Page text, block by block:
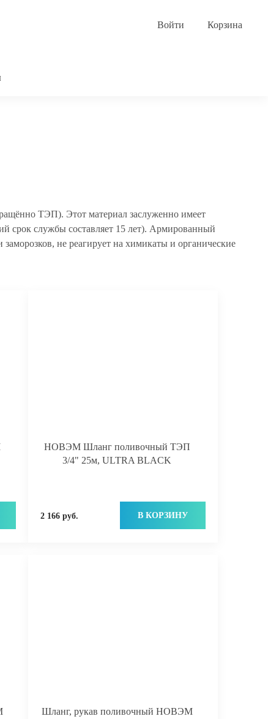
Корзина
ТЭП). Этот материал заслуженно имеет
срок службы составляет 15 лет). Армированный
не реагирует на химикаты и органические
НОВЭМ Шланг поливочный ТЭП
3/4" 25м, ULTRA BLACK
2 166 руб. В КОРЗИНУ
Шланг, рукав поливочный НОВЭМ